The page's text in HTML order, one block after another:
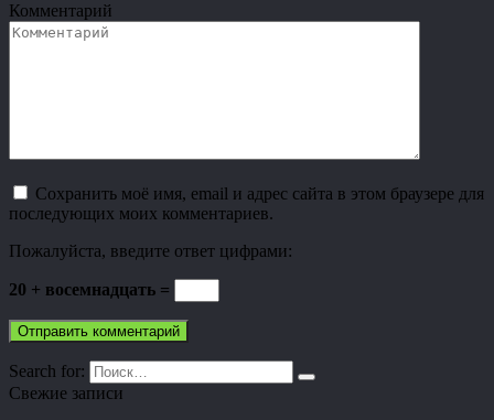
Комментарий
Сохранить моё имя, email и адрес сайта в этом браузере для
последующих моих комментариев.
Пожалуйста, введите ответ цифрами:
20 + восемнадцать =
Search for:
Свежие записи